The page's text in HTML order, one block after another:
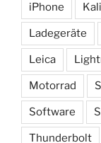
iPhone
Ladegeräte
Leica
Motorrad
Software
Thunderbolt